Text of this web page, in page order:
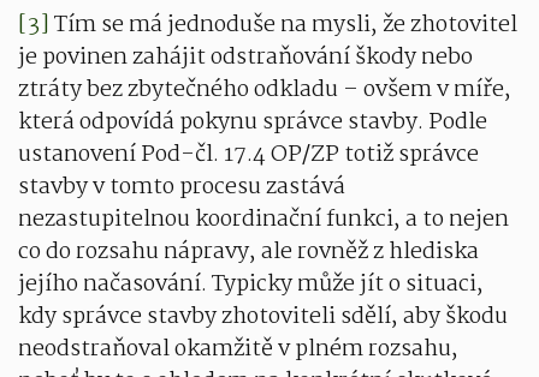
[3]Tím se má jednoduše na mysli, že zhotovitel
je povinen zahájit odstraňování škody nebo
ztráty bez zbytečného odkladu – ovšem v míře,
která odpovídá pokynu správce stavby. Podle
ustanovení Pod-čl. 17.4 OP/ZP totiž správce
stavby v tomto procesu zastává
nezastupitelnou koordinační funkci, a to nejen
co do rozsahu nápravy, ale rovněž z hlediska
jejího načasování. Typicky může jít o situaci,
kdy správce stavby zhotoviteli sdělí, aby škodu
neodstraňoval okamžitě v plném rozsahu,